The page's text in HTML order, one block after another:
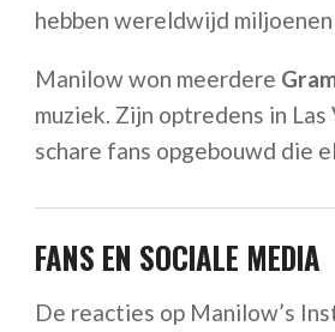
hebben wereldwijd
Manilow won meerdere
muziek. Zijn optredens in
schare fans opgebouwd die
FANS EN SOCIALE MEDIA
De reacties op Manilow’s